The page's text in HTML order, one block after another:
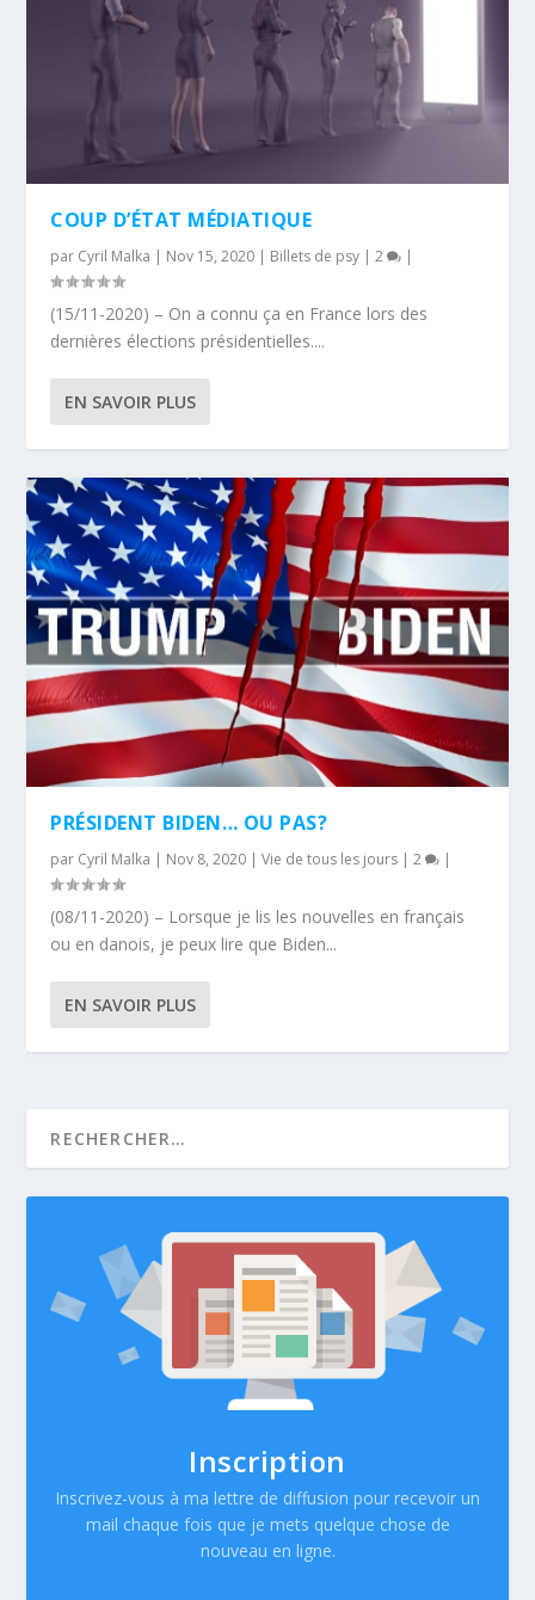
COUP D’ÉTAT MÉDIATIQUE
par Cyril Malka | Nov 15, 2020 | Billets de psy |2 |
(15/11-2020) – On a connu ça en France lors des
dernières élections présidentielles....
EN SAVOIR PLUS
PRÉSIDENT BIDEN… OU PAS?
par Cyril Malka | Nov 8, 2020 |Vie de tous les jours |2 |
(08/11-2020) – Lorsque je lis les nouvelles en français
ou en danois, je peux lire que Biden...
EN SAVOIR PLUS
Inscription
Inscrivez-vous à ma lettre de diffusion pour recevoir un
mail chaque fois que je mets quelque chose de
nouveau en ligne.